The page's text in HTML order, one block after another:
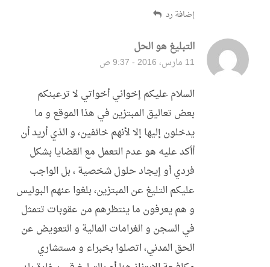
التبليغ هو الحلقال:
11 مارس، 2016 - 9:37 ص
السلام عليكم إخواني أخواتي لا ترعبنكم
بعض تعاليق المبتزين في هذا الموقع و ما
يدخلون إليها إلا لأنهم خائفين، و الذي أريد أن
أأكد عليه هو عدم التعمل مع القضايا بشكل
فردي أو إيجاد حلول شخصية ، بل الواجب
عليكم التليغ عن المبتزين، بلغوا عنهم البوليس
و هم يعرفون ما ينتظرهم من عقوبات تتمثل
في السجن و الغرامات المالية و التعويض عن
الحق المدني، اتصلوا بخبراء و مستشاري